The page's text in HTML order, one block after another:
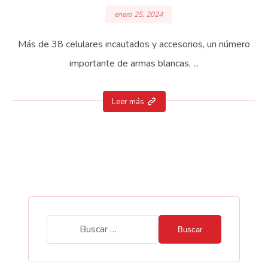
enero 25, 2024
Más de 38 celulares incautados y accesorios, un número
importante de armas blancas, ...
Leer más
Buscar